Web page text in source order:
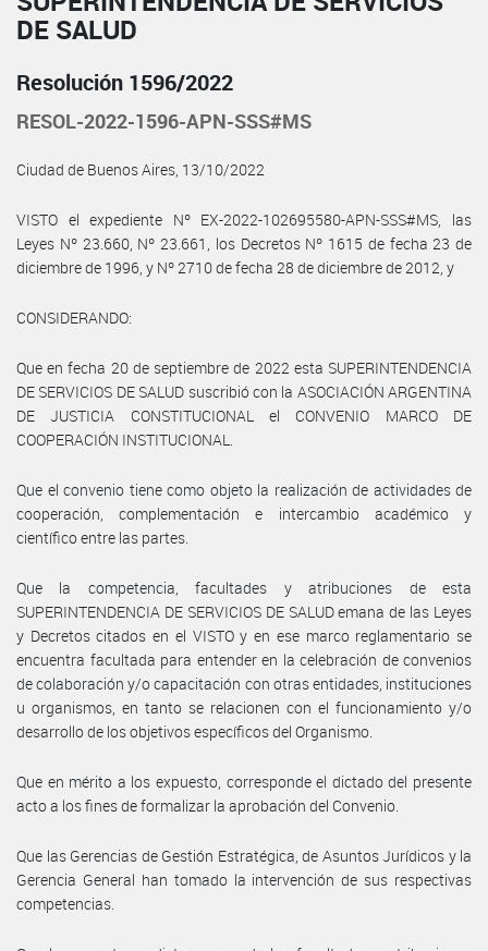
DE SALUD
Resolución 1596/2022
RESOL-2022-1596-APN-SSS#MS
Ciudad de Buenos Aires, 13/10/2022
VISTO el expediente Nº EX-2022-102695580-APN-SSS#MS, las
Leyes Nº 23.660, Nº 23.661, los Decretos Nº 1615 de fecha 23 de
diciembre de 1996, y Nº 2710 de fecha 28 de diciembre de 2012, y
CONSIDERANDO:
Que en fecha 20 de septiembre de 2022 esta SUPERINTENDENCIA
DE SERVICIOS DE SALUD suscribió con la ASOCIACIÓN ARGENTINA
DE JUSTICIA CONSTITUCIONAL el CONVENIO MARCO DE
COOPERACIÓN INSTITUCIONAL.
Que el convenio tiene como objeto la realización de actividades de
cooperación, complementación e intercambio académico y
científico entre las partes.
Que la competencia, facultades y atribuciones de esta
SUPERINTENDENCIA DE SERVICIOS DE SALUD emana de las Leyes
y Decretos citados en el VISTO y en ese marco reglamentario se
encuentra facultada para entender en la celebración de convenios
de colaboración y/o capacitación con otras entidades, instituciones
u organismos, en tanto se relacionen con el funcionamiento y/o
desarrollo de los objetivos específicos del Organismo.
Que en mérito a los expuesto, corresponde el dictado del presente
acto a los fines de formalizar la aprobación del Convenio.
Que las Gerencias de Gestión Estratégica, de Asuntos Jurídicos y la
Gerencia General han tomado la intervención de sus respectivas
competencias.